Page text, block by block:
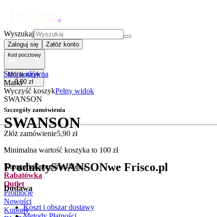
Wyszukaj
Zaloguj się Załóż konto
Kod pocztowy
Mój koszyk
0,00 zł
Wyczyść koszykPełny widok
Szczegóły zamówienia
Złóż zamówienie5,90 zł
Minimalna wartość koszyka to 100 zł
KategorieKategorie sklepu
Rabatówka
Outlet
Promocje
Nowości
Kupony
Strona główna
Marki
SWANSON
SWANSON
.
ProduktySWANSONwe Frisco.pl
Dostawa
Koszt i obszar dostawy